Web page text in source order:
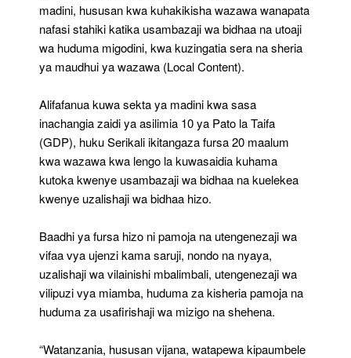
madini, hususan kwa kuhakikisha wazawa wanapata
nafasi stahiki katika usambazaji wa bidhaa na utoaji
wa huduma migodini, kwa kuzingatia sera na sheria
ya maudhui ya wazawa (Local Content).
Alifafanua kuwa sekta ya madini kwa sasa
inachangia zaidi ya asilimia 10 ya Pato la Taifa
(GDP), huku Serikali ikitangaza fursa 20 maalum
kwa wazawa kwa lengo la kuwasaidia kuhama
kutoka kwenye usambazaji wa bidhaa na kuelekea
kwenye uzalishaji wa bidhaa hizo.
Baadhi ya fursa hizo ni pamoja na utengenezaji wa
vifaa vya ujenzi kama saruji, nondo na nyaya,
uzalishaji wa vilainishi mbalimbali, utengenezaji wa
vilipuzi vya miamba, huduma za kisheria pamoja na
huduma za usafirishaji wa mizigo na shehena.
“Watanzania, hususan vijana, watapewa kipaumbele